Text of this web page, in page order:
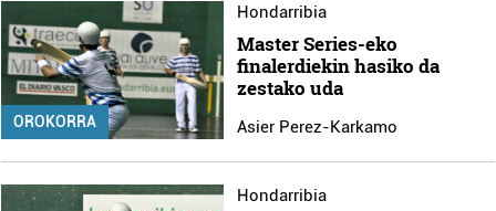
OROKORRA
Hondarribia
Master Series-eko
finalerdiekin hasiko da
zestako uda
Asier Perez-Karkamo
Hondarribia